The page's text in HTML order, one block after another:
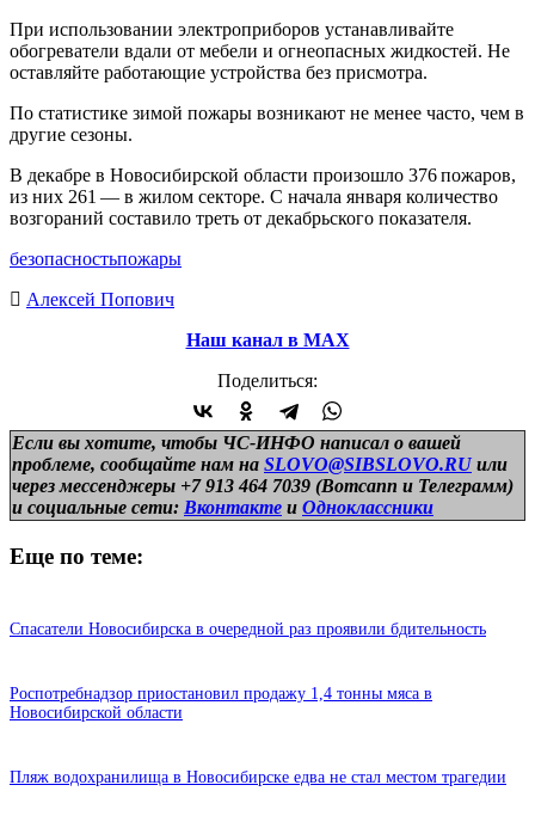
При использовании электроприборов устанавливайте
обогреватели вдали от мебели и огнеопасных жидкостей. Не
оставляйте работающие устройства без присмотра.
По статистике зимой пожары возникают не менее часто, чем в
другие сезоны.
В декабре в Новосибирской области произошло 376 пожаров,
из них 261 — в жилом секторе. С начала января количество
возгораний составило треть от декабрьского показателя.
безопасностьпожары
Алексей Попович
Наш канал в МАХ
Поделиться:
Если вы хотите, чтобы ЧС-ИНФО написал о вашей
проблеме, сообщайте нам на SLOVO@SIBSLOVO.RU или
через мессенджеры +7 913 464 7039 (Вотсапп и Телеграмм)
и социальные сети: Вконтакте и Одноклассники
Еще по теме:
Спасатели Новосибирска в очередной раз проявили бдительность
Роспотребнадзор приостановил продажу 1,4 тонны мяса в
Новосибирской области
Пляж водохранилища в Новосибирске едва не стал местом трагедии